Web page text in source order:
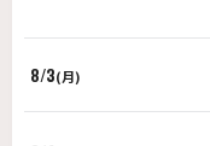
8/3(月)